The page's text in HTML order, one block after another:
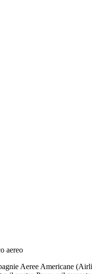
aereo
Aeree Americane